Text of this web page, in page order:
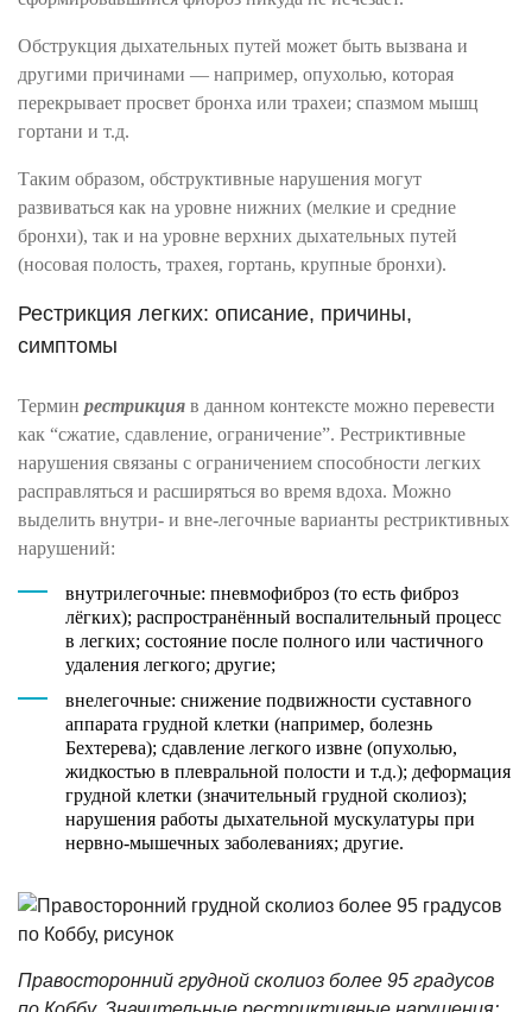
Обструкция дыхательных путей может быть вызвана и
другими причинами — например, опухолью, которая
перекрывает просвет бронха или трахеи; спазмом мышц
гортани и т.д.
Таким образом, обструктивные нарушения могут
развиваться как на уровне нижних (мелкие и средние
бронхи), так и на уровне верхних дыхательных путей
(носовая полость, трахея, гортань, крупные бронхи).
Рестрикция легких: описание, причины,
симптомы
Термин рестрикция в данном контексте можно перевести
как “сжатие, сдавление, ограничение”. Рестриктивные
нарушения связаны с ограничением способности легких
расправляться и расширяться во время вдоха. Можно
выделить внутри- и вне-легочные варианты рестриктивных
нарушений:
внутрилегочные: пневмофиброз (то есть фиброз
лёгких); распространённый воспалительный процесс
в легких; состояние после полного или частичного
удаления легкого; другие;
внелегочные: снижение подвижности суставного
аппарата грудной клетки (например, болезнь
Бехтерева); сдавление легкого извне (опухолью,
жидкостью в плевральной полости и т.д.); деформация
грудной клетки (значительный грудной сколиоз);
нарушения работы дыхательной мускулатуры при
нервно-мышечных заболеваниях; другие.
Правосторонний грудной сколиоз более 95 градусов